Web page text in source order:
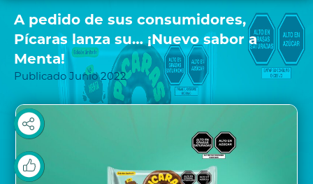
A pedido de sus consumidores,
Pícaras lanza su… ¡Nuevo sabor a
Menta!
Publicado Junio 2022